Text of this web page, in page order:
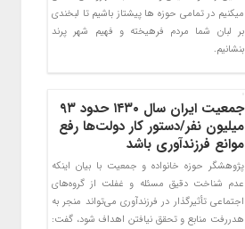
میکنیم در تمامی حوزه ها پیشتاز باشیم تا لبخندی
بر لبان شما مردم فرهیخته و فهیم شهر پرند
بنشانیم.
جمعیت ایران سال ۱۴۳۰ حدود ۹۳
میلیون نفر/دستور کار دولت‌ها رفع
موانع فرزندآوری باشد
پژوهشگر حوزه خانواده و جمعیت با بیان اینکه
عدم شناخت دقیق مسئله و غفلت از گروه‌های
اجتماعی تأثیرگذار در فرزندآوری می‌تواند منجر به
هدررفت منابع و تحقق نیافتن اهداف شود، گفت: